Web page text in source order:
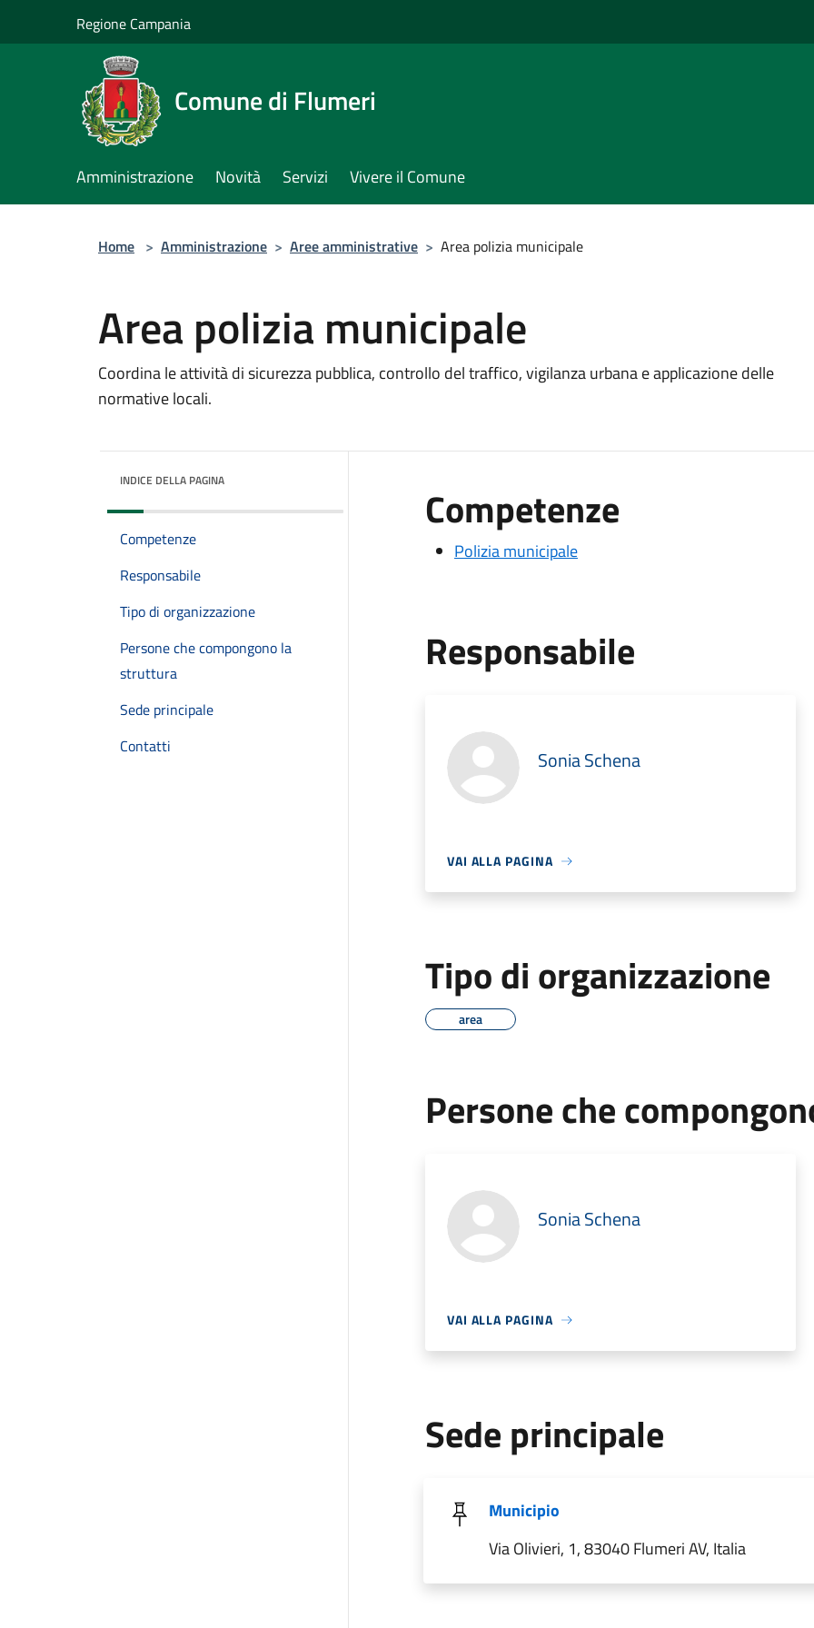
Regione Campania
Comune di Flumeri
Amministrazione Novità Servizi Vivere il Comune
Home > Amministrazione > Aree amministrative > Area polizia municipale
Area polizia municipale
Coordina le attività di sicurezza pubblica, controllo del traffico, vigilanza urbana e applicazione delle
normative locali.
INDICE DELLA PAGINA
Competenze
Responsabile
Tipo di organizzazione
Persone che compongono la
struttura
Sede principale
Contatti
Competenze
Polizia municipale
Responsabile
Sonia Schena
VAI ALLA PAGINA
Tipo di organizzazione
area
Persone che
Sonia Schena
VAI ALLA PAGINA
Sede principale
Municipio
Via Olivieri, 1, 83040 Flumeri AV, Italia